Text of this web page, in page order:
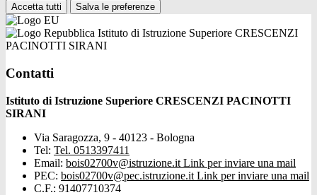
Accetta tutti Salva le preferenze
Istituto di Istruzione Superiore CRESCENZI
PACINOTTI SIRANI
Contatti
Istituto di Istruzione Superiore CRESCENZI PACINOTTI
SIRANI
Via Saragozza, 9 - 40123 - Bologna
Tel: Tel. 0513397411
Email: bois02700v@istruzione.it Link per inviare una mail
PEC: bois02700v@pec.istruzione.it Link per inviare una mail
C.F.: 91407710374